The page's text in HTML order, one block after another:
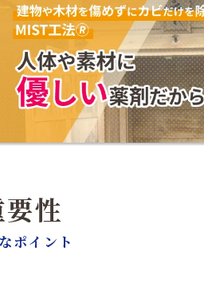
性
ポイント